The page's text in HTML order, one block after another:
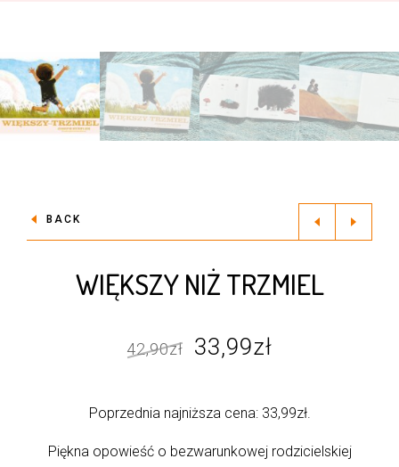
BACK
WIĘKSZY NIŻ TRZMIEL
42,90zł
Pierwotna
wynosiła:
42,90zł.
33,99zł
wynosi:
33,99zł.
Poprzednia najniższa cena: 33,99zł.
Piękna opowieść o bezwarunkowej rodzicielskiej